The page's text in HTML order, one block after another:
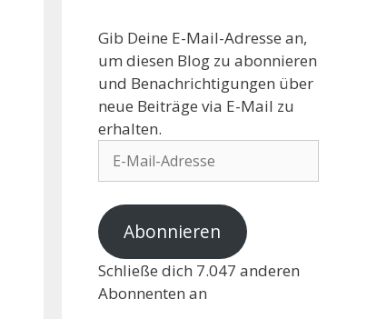
Gib Deine E-Mail-Adresse an,
um diesen Blog zu abonnieren
und Benachrichtigungen über
neue Beiträge via E-Mail zu
erhalten.
Abonnieren
Schließe dich 7.047 anderen
Abonnenten an